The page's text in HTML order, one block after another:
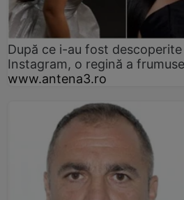
După ce i-au fost
Instagram, o regină a
www.antena3.ro